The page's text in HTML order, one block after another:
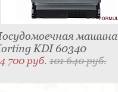
машина
KDI 60340
700 руб.101 640 руб.